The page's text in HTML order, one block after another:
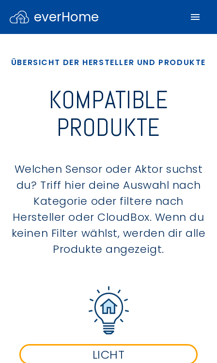
everHome
ÜBERSICHT DER HERSTELLER UND PRODUKTE
KOMPATIBLE
PRODUKTE
Welchen Sensor oder Aktor suchst
du? Triff hier deine Auswahl nach
Kategorie oder filtere nach
Hersteller oder CloudBox. Wenn du
keinen Filter wählst, werden dir alle
Produkte angezeigt.
LICHT